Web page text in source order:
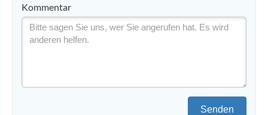
Kommentar
Senden